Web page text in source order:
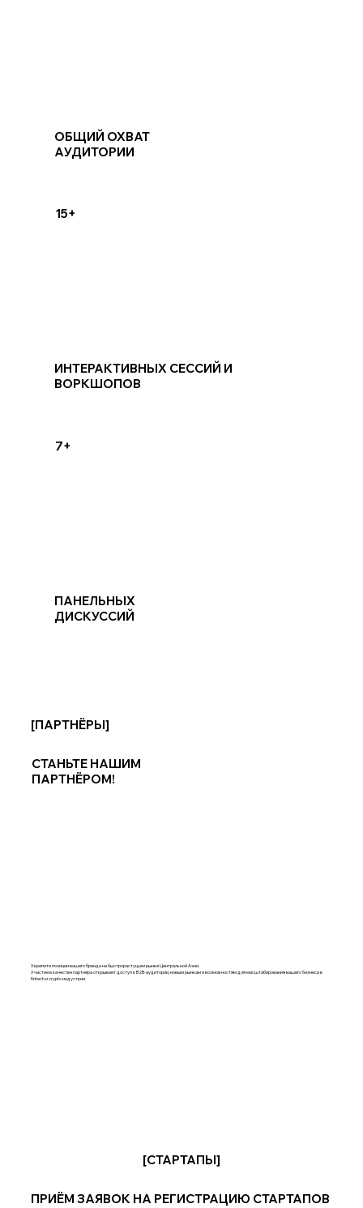
ОБЩИЙ ОХВАТ
АУДИТОРИИ
15+
ИНТЕРАКТИВНЫХ СЕССИЙ И
ВОРКШОПОВ
7+
ПАНЕЛЬНЫХ
ДИСКУССИЙ
[ПАРТНЁРЫ]
СТАНЬТЕ НАШИМ
ПАРТНЁРОМ!
Укрепите позиции вашего бренда на быстрорастущем рынке Центральной Азии.
Участие в качестве партнёра открывает доступ к B2B-аудитории, новым рынкам и возможностям для масштабирования вашего бизнеса в
fintech и crypto индустрии.
[СТАРТАПЫ]
ПРИЁМ ЗАЯВОК НА РЕГИСТРАЦИЮ СТАРТАПОВ